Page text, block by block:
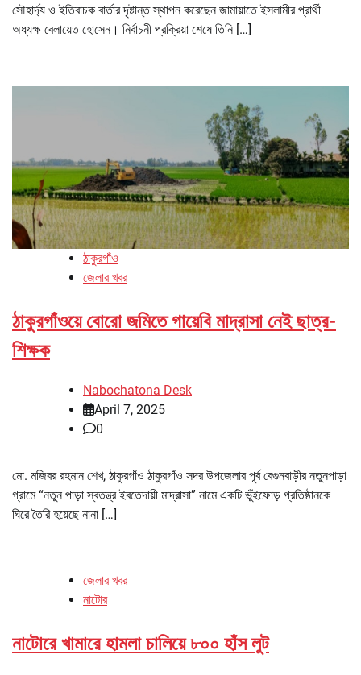
সৌহার্দ্য ও ইতিবাচক বার্তার দৃষ্টান্ত স্থাপন করেছেন জামায়াতে ইসলামীর প্রার্থী
অধ্যক্ষ বেলায়েত হোসেন। নির্বাচনী প্রক্রিয়া শেষে তিনি […]
ঠাকুরগাঁও
জেলার খবর
ঠাকুরগাঁওয়ে বোরো জমিতে গায়েবি মাদ্রাসা নেই ছাত্র-
শিক্ষক
Nabochatona Desk
April 7, 2025
0
মো. মজিবর রহমান শেখ, ঠাকুরগাঁও ঠাকুরগাঁও সদর উপজেলার পূর্ব বেগুনবাড়ীর নতুনপাড়া
গ্রামে “নতুন পাড়া স্বতন্ত্র ইবতেদায়ী মাদ্রাসা” নামে একটি ভুঁইফোড় প্রতিষ্ঠানকে
ঘিরে তৈরি হয়েছে নানা […]
জেলার খবর
নাটোর
নাটোরে খামারে হামলা চালিয়ে ৮০০ হাঁস লুট